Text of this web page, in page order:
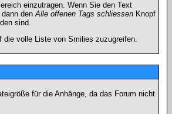
einzutragen. Wenn Sie den Text
dann denAlle offenen Tags schliessenKnopf
sind.
die volle Liste von Smilies zuzugreifen.
für die Anhänge, da das Forum nicht